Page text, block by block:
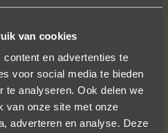
van cookies
en advertenties te
voor social media te bieden
te analyseren. Ook delen we
van onze site met onze
adverteren en analyse. Deze